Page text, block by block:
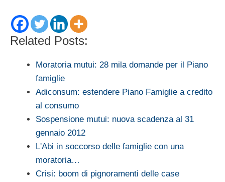
Related Posts:
Moratoria mutui: 28 mila domande per il Piano
famiglie
Adiconsum: estendere Piano Famiglie a credito
al consumo
Sospensione mutui: nuova scadenza al 31
gennaio 2012
L'Abi in soccorso delle famiglie con una
moratoria…
Crisi: boom di pignoramenti delle case